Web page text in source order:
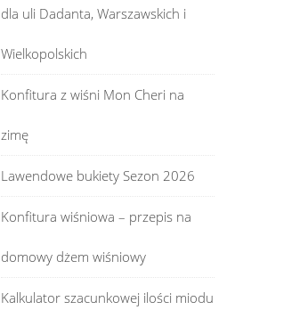
dla uli Dadanta, Warszawskich i
Wielkopolskich
Konfitura z wiśni Mon Cheri na
zimę
Lawendowe bukiety Sezon 2026
Konfitura wiśniowa – przepis na
domowy dżem wiśniowy
Kalkulator szacunkowej ilości miodu